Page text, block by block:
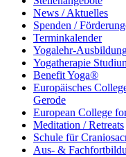
News / Aktuelles
Spenden /
Terminkalender
Yogalehr-
Yogatherapie
Benefit Yoga®
Europäisches
Gerode
European College
Meditation / Retreats
Schule für
Aus- &